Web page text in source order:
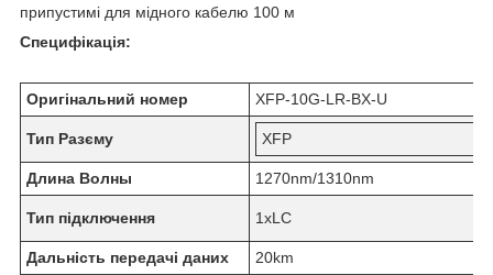
припустимі для мідного кабелю 100 м
Специфікація:
Оригінальний номер XFP-10G-LR-BX-U
Тип Разєму XFP
Длина Волны 1270nm/1310nm
Тип підключення 1xLC
Дальність передачі даних
20km